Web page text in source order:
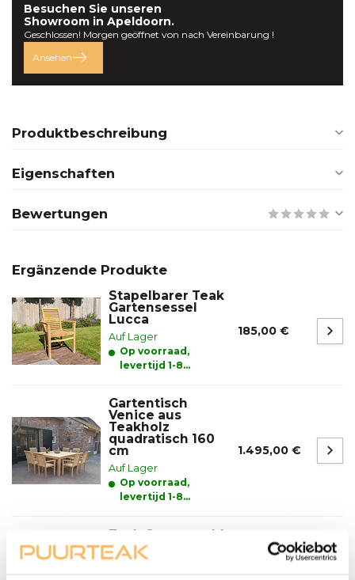
Besuchen Sie unseren
Showroom in Apeldoorn.
Geschlossen! Morgen geöffnet von nach Vereinbarung !
Ansehen
Produktbeschreibung
Eigenschaften
Bewertungen
Ergänzende Produkte
Stapelbarer Teak
Gartensessel
Lucca
Auf Lager
Op voorraad,
levertijd 1-8
185,00 €
Gartentisch
Venice aus
Teakholz
quadratisch 160
cm
Auf Lager
Op voorraad,
levertijd 1-8
1.495,00 €
Teak Gartenstuhl
Torino horizontal
Auf Lager
195,00 €